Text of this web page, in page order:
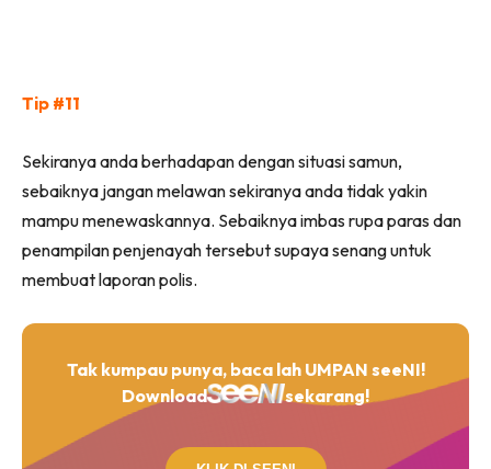
Tip #11
Sekiranya anda berhadapan dengan situasi samun,
sebaiknya jangan melawan sekiranya anda tidak yakin
mampu menewaskannya. Sebaiknya imbas rupa paras dan
penampilan penjenayah tersebut supaya senang untuk
membuat laporan polis.
Tak kumpau punya, baca lah UMPAN seeNI!
Download
sekarang!